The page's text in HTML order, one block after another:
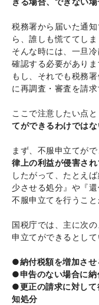
税務署から届いた通
ら、誰しも慌ててし
そんな時には、一旦
確認する必要がありま
もし、それでも税務
に再調査・審査を請求
ここで注意したい点
てができるわけでは
まず、不服申立てがで
律上の利益が侵害さ
したがって、たとえ
少させる処分』や『
不服申立てを行うこと
国税庁では、主に次
申立てができるとして
●納付税額を増加させ
●申告のない場合に納
●更正の請求に対して
知処分